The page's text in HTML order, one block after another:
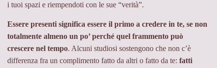
i tuoi spazi e riempendoti con le sue “verità”.
Essere presenti significa essere il primo a credere in te, se non
totalmente almeno un po’ perché quel frammento può
crescere nel tempo. Alcuni studiosi sostengono che non c’è
differenza fra un complimento fatto da altri o fatto da te: fatti